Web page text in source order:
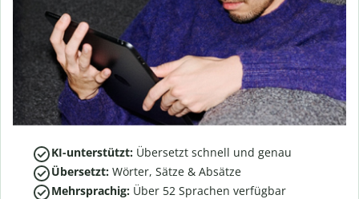
KI-unterstützt: Übersetzt schnell und genau
Übersetzt: Wörter, Sätze & Absätze
Mehrsprachig: Über 52 Sprachen verfügbar